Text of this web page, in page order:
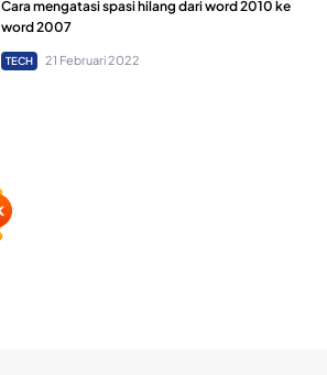
Cara mengatasi spasi hilang dari word 2010 ke
word 2007
TECH 21 Februari 2022